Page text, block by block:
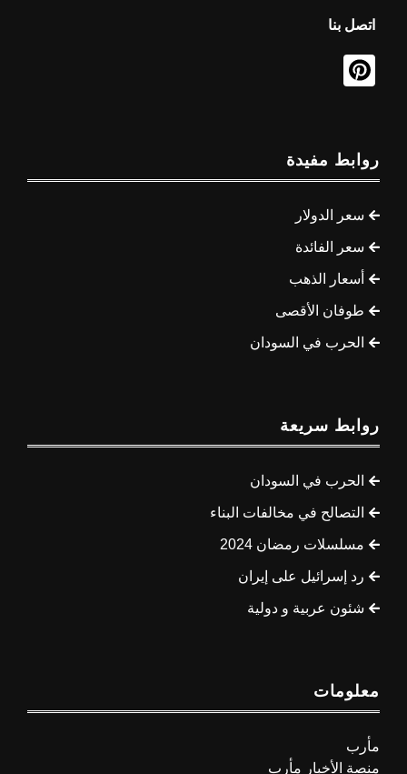
اتصل بنا
روابط مفيدة
سعر الدولار
سعر الفائدة
أسعار الذهب
طوفان الأقصى
الحرب في السودان
روابط سريعة
الحرب في السودان
التصالح في مخالفات البناء
مسلسلات رمضان 2024
رد إسرائيل على إيران
شئون عربية و دولية
معلومات
مأرب
منصة الأخبار مأرب